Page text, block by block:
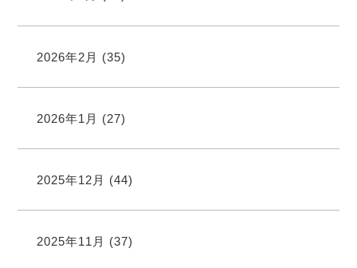
2026年2月 (35)
2026年1月 (27)
2025年12月 (44)
2025年11月 (37)